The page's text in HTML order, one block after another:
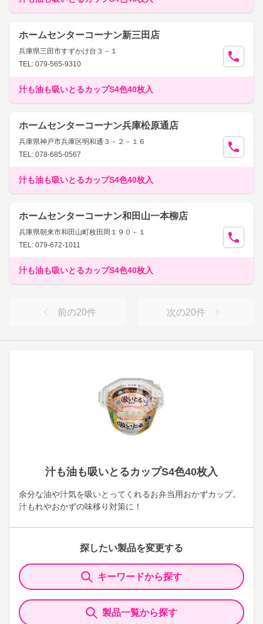
汁も油も吸いとるカップS4色40枚入
余分な油や汁気を吸いとってくれるお弁当用おかずカップ。
汁もれやおかずの味移り対策に！
探したい製品を変更する
キーワードから探す
製品一覧から探す
ホームセンターコーナン新三田店
兵庫県三田市すずかけ台３－１
TEL: 079-565-9310
汁も油も吸いとるカップS4色40枚入
ホームセンターコーナン兵庫松原通店
兵庫県神戸市兵庫区明和通３－２－１６
TEL: 078-685-0567
汁も油も吸いとるカップS4色40枚入
ホームセンターコーナン和田山一本柳店
兵庫県朝来市和田山町枚田岡１９０－１
TEL: 079-672-1011
汁も油も吸いとるカップS4色40枚入
前の20件 次の20件